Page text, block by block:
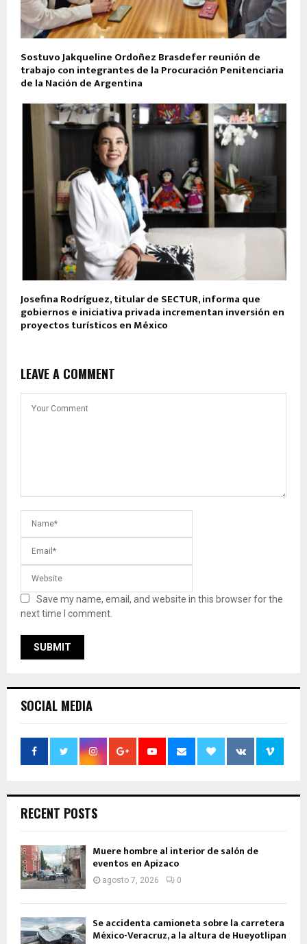
Sostuvo Jakqueline Ordoñez Brasdefer reunión de
trabajo con integrantes de la Procuración Penitenciaria
de la Nación de Argentina
Josefina Rodríguez, titular de SECTUR, informa que
gobiernos e iniciativa privada incrementan inversión en
proyectos turísticos en México
LEAVE A COMMENT
Save my name, email, and website in this browser for the
next time I comment.
SOCIAL MEDIA
RECENT POSTS
Muere hombre al interior de salón de
eventos en Apizaco
agosto 7, 2026 0
Se accidenta camioneta sobre la carretera
México-Veracruz, a la altura de Hueyotlipan